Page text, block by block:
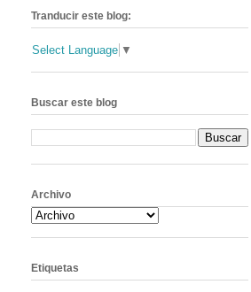
Tranducir este blog:
Select Language ▼
Buscar este blog
Archivo
Etiquetas